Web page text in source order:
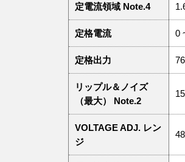
定電流領域 Note.4
定格電流 0
定格出力
リップル＆ノイズ
（最大） Note.2
VOLTAGE ADJ. レン
ジ